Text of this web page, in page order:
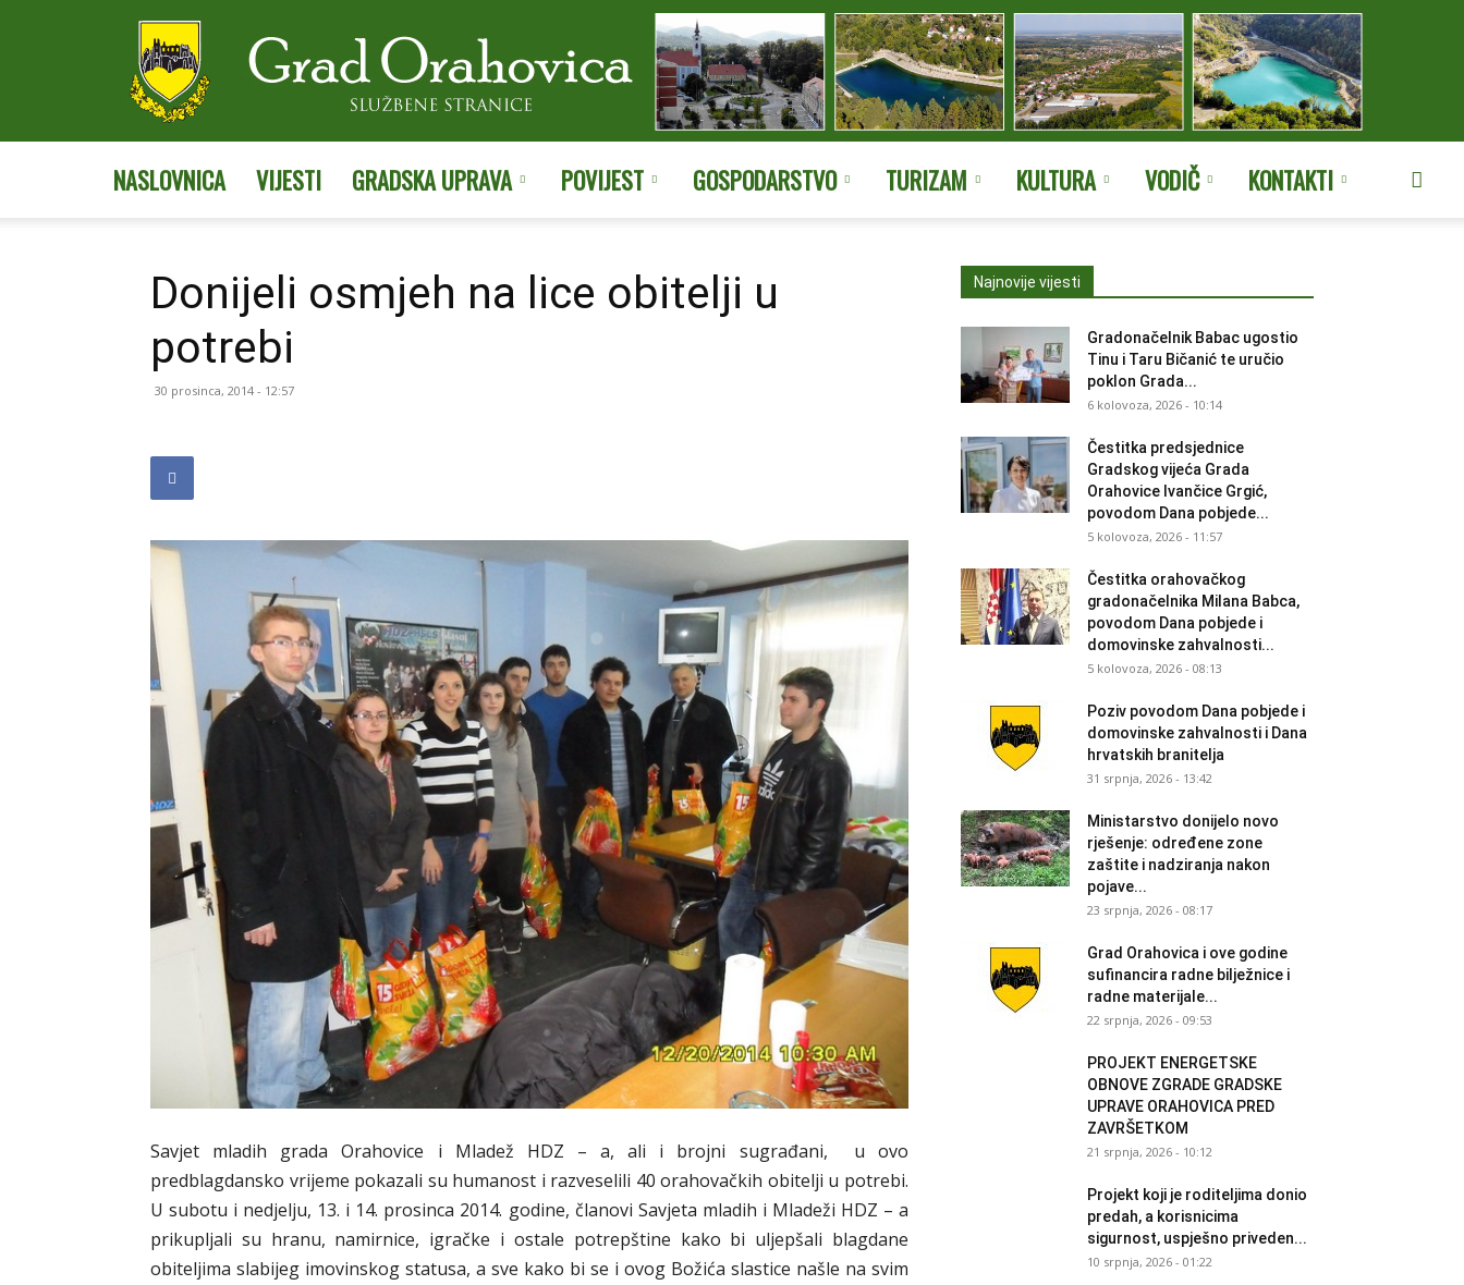
Orahovice
NASLOVNICA VIJESTI GRADSKA UPRAVA POVIJEST GOSPODARSTVO TURIZAM KULTURA VODIČ KONTAKTI
Donijeli osmjeh na lice obitelji u
potrebi
30 prosinca, 2014 - 12:57
Savjet mladih grada Orahovice i Mladež HDZ – a, ali i brojni sugrađani, u ovo
predblagdansko vrijeme pokazali su humanost i razveselili 40 orahovačkih obitelji u potrebi.
U subotu i nedjelju, 13. i 14. prosinca 2014. godine, članovi Savjeta mladih i Mladeži HDZ – a
prikupljali su hranu, namirnice, igračke i ostale potrepštine kako bi uljepšali blagdane
obiteljima slabijeg imovinskog statusa, a sve kako bi se i ovog Božića slastice našle na svim
Najnovije vijesti
Gradonačelnik Babac ugostio
Tinu i Taru Bičanić te uručio
poklon Grada...
6 kolovoza, 2026 - 10:14
Čestitka predsjednice
Gradskog vijeća Grada
Orahovice Ivančice Grgić,
povodom Dana pobjede...
5 kolovoza, 2026 - 11:57
Čestitka orahovačkog
gradonačelnika Milana Babca,
povodom Dana pobjede i
domovinske zahvalnosti...
5 kolovoza, 2026 - 08:13
Poziv povodom Dana pobjede i
domovinske zahvalnosti i Dana
hrvatskih branitelja
31 srpnja, 2026 - 13:42
Ministarstvo donijelo novo
rješenje: određene zone
zaštite i nadziranja nakon
pojave...
23 srpnja, 2026 - 08:17
Grad Orahovica i ove godine
sufinancira radne bilježnice i
radne materijale...
22 srpnja, 2026 - 09:53
PROJEKT ENERGETSKE
OBNOVE ZGRADE GRADSKE
UPRAVE ORAHOVICA PRED
ZAVRŠETKOM
21 srpnja, 2026 - 10:12
Projekt koji je roditeljima donio
predah, a korisnicima
sigurnost, uspješno priveden...
10 srpnja, 2026 - 01:22